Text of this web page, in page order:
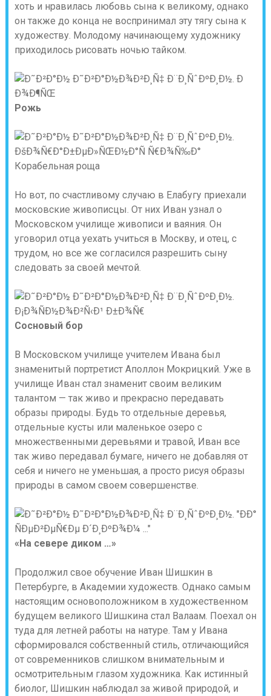
хоть и нравилась любовь сына к великому, однако
он также до конца не воспринимал эту тягу сына к
художеству. Молодому начинающему художнику
приходилось рисовать ночью тайком.
Рожь
Корабельная роща
Но вот, по счастливому случаю в Елабугу приехали
московские живописцы. От них Иван узнал о
Московском училище живописи и ваяния. Он
уговорил отца уехать учиться в Москву, и отец, с
трудом, но все же согласился разрешить сыну
следовать за своей мечтой.
Сосновый бор
В Московском училище учителем Ивана был
знаменитый портретист Аполлон Мокрицкий. Уже в
училище Иван стал знаменит своим великим
талантом — так живо и прекрасно передавать
образы природы. Будь то отдельные деревья,
отдельные кусты или маленькое озеро с
множественными деревьями и травой, Иван все
так живо передавал бумаге, ничего не добавляя от
себя и ничего не уменьшая, а просто рисуя образы
природы в самом своем совершенстве.
«На севере диком …»
Продолжил свое обучение Иван Шишкин в
Петербурге, в Академии художеств. Однако самым
настоящим основоположником в художественном
будущем великого Шишкина стал Валаам. Поехал он
туда для летней работы на натуре. Там у Ивана
сформировался собственный стиль, отличающийся
от современников слишком внимательным и
осмотрительным глазом художника. Как истинный
биолог, Шишкин наблюдал за живой природой, и